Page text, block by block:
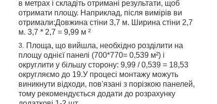
в метрах і складіть отримані результати, щоб
отримати площу. Наприклад, після вимірів ви
отримали:Довжина стіни 3,7 м. Ширина стіни 2,7
м. 3,7 * 2,7 = 9,99 м ²
Площа, що вийшла, необхідно розділити на
площу однієї панелі (700*770= 0,539 м²) і
округлити у більшу сторону: 9,99 / 0,539 = 18,53
округляємо до 19.У процесі монтажу можуть
виникнути відходи, пов'язані з порізкою панелей,
тому рекомендується додати до розрахунку